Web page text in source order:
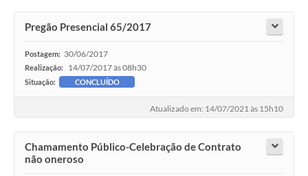
Pregão Presencial 65/2017
Postagem: 30/06/2017
Realização: 14/07/2017 às 08h30
Situação: CONCLUÍDO
Atualizado em: 14/07/2021 às 15h10
Chamamento Público-Celebração de Contrato
não oneroso